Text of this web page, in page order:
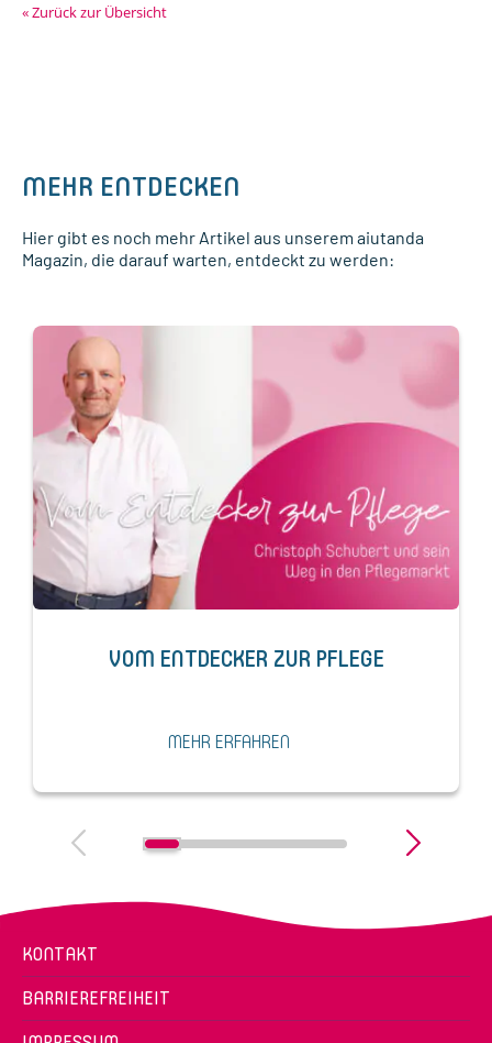
« Zurück zur Übersicht
MEHR ENTDECKEN
Hier gibt es noch mehr Artikel aus unserem aiutanda
Magazin, die darauf warten, entdeckt zu werden:
VOM ENTDECKER ZUR PFLEGE
MEHR ERFAHREN
KONTAKT
BARRIEREFREIHEIT